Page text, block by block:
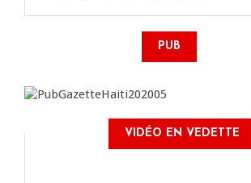
PUB
VIDÉO EN VEDETTE